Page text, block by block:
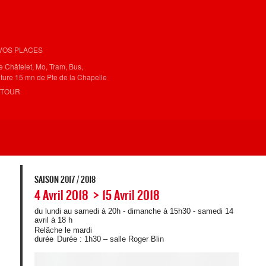
PLACES
Châtelet, Mo, Tram, Bus,
15 mn de Pte de la Chapelle
SAISON 2017 / 2018
4 Avril 2018 - 15 Avril 2018
du lundi au samedi à 20h - dimanche à 15h30 - samedi 14
avril à 18 h
Relâche le mardi
durée Durée : 1h30 – salle Roger Blin